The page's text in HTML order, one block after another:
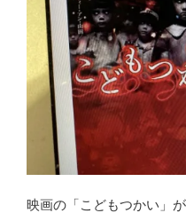
映画の「こどもつかい」